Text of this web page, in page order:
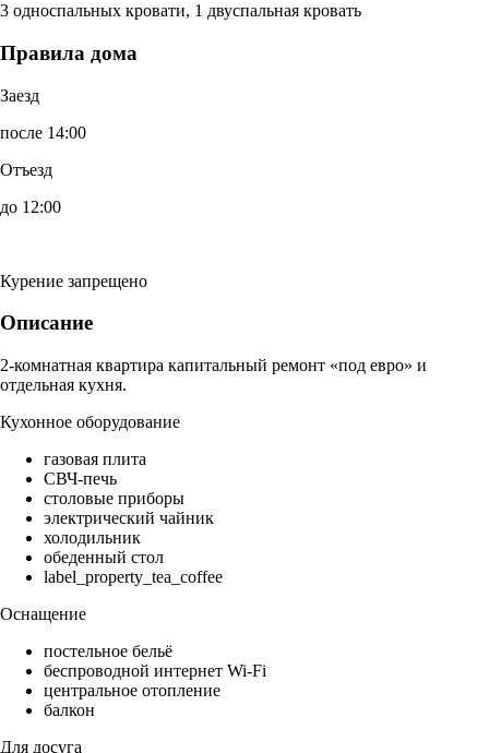
3 односпальных кровати, 1 двуспальная кровать
Правила дома
Заезд
после 14:00
Отъезд
до 12:00
Курение запрещено
Описание
2-комнатная квартира капитальный ремонт «под евро» и
отдельная кухня.
Кухонное оборудование
газовая плита
СВЧ-печь
столовые приборы
электрический чайник
холодильник
обеденный стол
label_property_tea_coffee
Оснащение
постельное бельё
беспроводной интернет Wi-Fi
центральное отопление
балкон
Для досуга